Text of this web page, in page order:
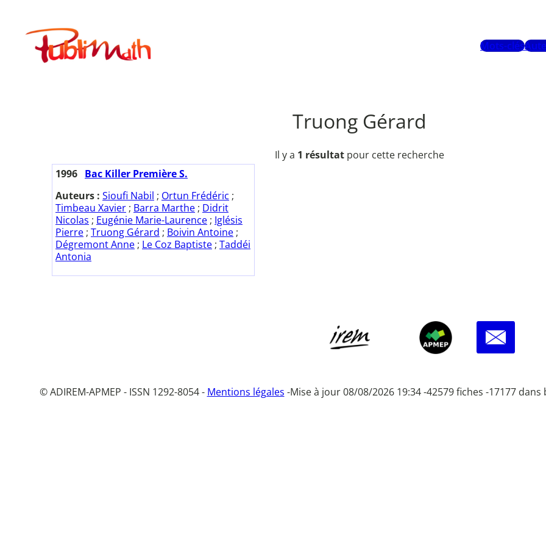
contenuPublimath
Mots-clés
Truong Gérard
Il y a 1 résultat pour cette recherche
1996 Bac Killer Première S.
Auteurs : Sioufi Nabil ; Ortun Frédéric ;
Timbeau Xavier ; Barra Marthe ; Didrit
Nicolas ; Eugénie Marie-Laurence ; Iglésis
Pierre ; Truong Gérard ; Boivin Antoine ;
Dégremont Anne ; Le Coz Baptiste ; Taddéi
Antonia
© ADIREM-APMEP - ISSN 1292-8054 - Mentions légales -Mise à jour 08/08/2026 19:34 -42579 fiches -17177